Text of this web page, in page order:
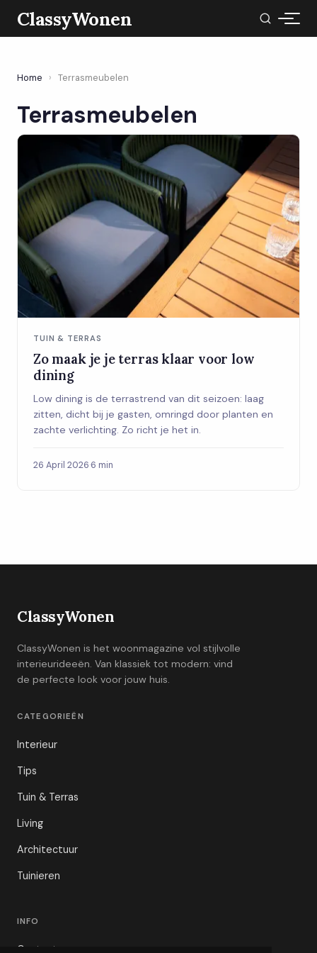
ClassyWonen
Home › Terrasmeubelen
Terrasmeubelen
TUIN & TERRAS
Zo maak je je terras klaar voor low
dining
Low dining is de terrastrend van dit seizoen: laag
zitten, dicht bij je gasten, omringd door planten en
zachte verlichting. Zo richt je het in.
26 April 2026·6 min
ClassyWonen
ClassyWonen is het woonmagazine vol stijlvolle
interieurideeën. Van klassiek tot modern: vind
de perfecte look voor jouw huis.
CATEGORIEËN
Interieur
Tips
Tuin & Terras
Living
Architectuur
Tuinieren
INFO
Contact